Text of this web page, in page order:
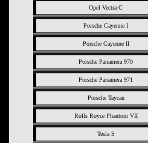
Opel Vectra C
Porsche Cayenne I
Porsche Cayenne II
Porsche Panamera 970
Porsche Panamera 971
Porsche Taycan
Rolls Royce Phantom VII
Tesla S